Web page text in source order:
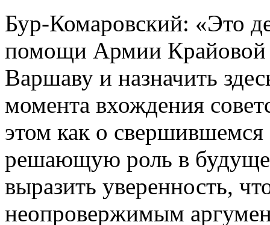
Бур-Комаровский: «Это
помощи Армии Крайовой
Варшаву и назначить
момента вхождения
этом как о свершившемся
решающую роль в
выразить уверенность,
неопровержимым